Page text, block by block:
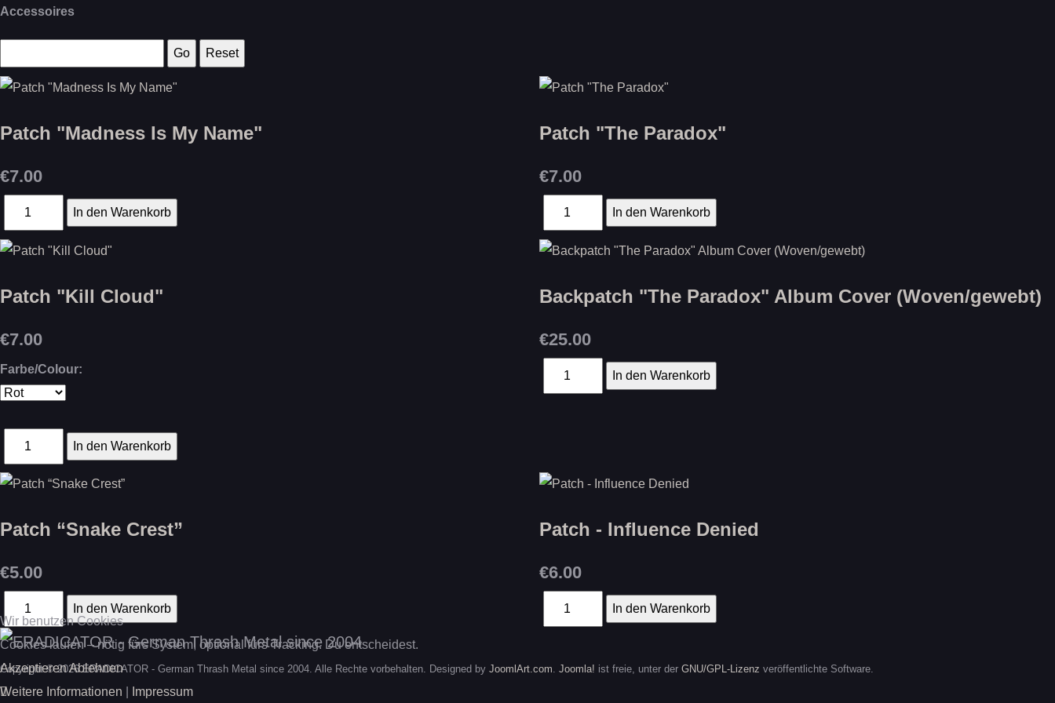
Accessoires
Patch "Madness Is My Name"
€7.00
Patch "The Paradox"
€7.00
Patch "Kill Cloud"
€7.00
Farbe/Colour:
Backpatch "The Paradox" Album Cover (Woven/gewebt)
€25.00
Patch “Snake Crest”
€5.00
Patch - Influence Denied
€6.00
Copyright © 2026 ERADICATOR - German Thrash Metal since 2004. Alle Rechte vorbehalten. Designed by JoomlArt.com. Joomla! ist freie, unter der GNU/GPL-Lizenz veröffentlichte Software.
Wir benutzen Cookies
Cookies laufen – nötig fürs System, optional fürs Tracking. Du entscheidest.
AkzeptierenAblehnen
Weitere Informationen
Impressum